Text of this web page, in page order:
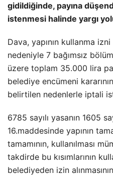
gidildiğinde, payına
istenmesi halinde yargı
Dava, yapının kullanma izni
nedeniyle 7 bağımsız
üzere toplam 35.000 lira
belediye encümeni
belirtilen nedenlerle iptali
6785 sayılı yasanın 1605
16.maddesinde yapının
tamamının, kullanılması
takdirde bu kısımlarının
belediyeden izin